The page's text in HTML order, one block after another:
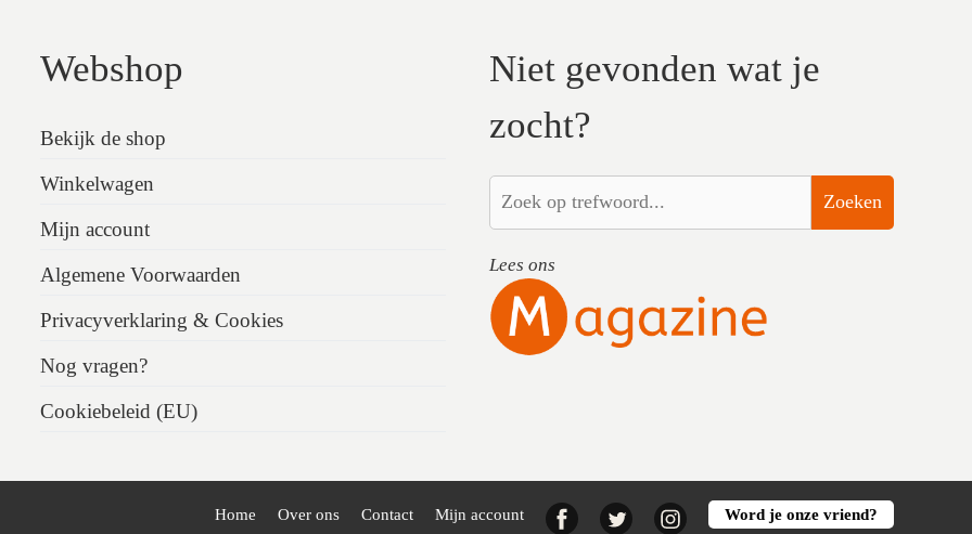
Webshop
Bekijk de shop
Winkelwagen
Mijn account
Algemene Voorwaarden
Privacyverklaring & Cookies
Nog vragen?
Cookiebeleid (EU)
Niet gevonden wat je
zocht?
Zoeken
Lees ons
Home Over ons Contact Mijn account FacebookTwitter InstagramWord je onze vriend?